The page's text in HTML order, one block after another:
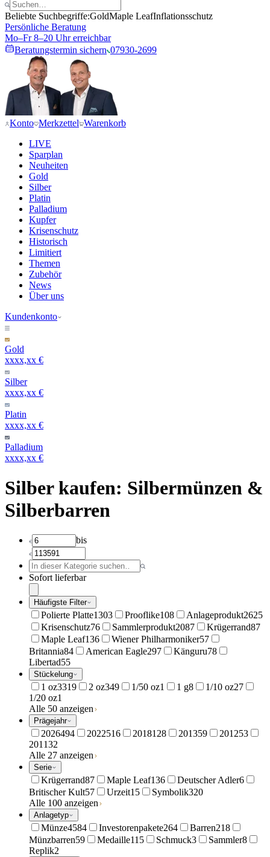
Beliebte Suchbegriffe:GoldMaple LeafInflationsschutz
Persönliche Beratung
Mo–Fr 8–20 Uhr erreichbar
Beratungstermin sichern 07930-2699
Konto Merkzettel Warenkorb
LIVE
Sparplan
Neuheiten
Gold
Silber
Platin
Palladium
Kupfer
Krisenschutz
Historisch
Limitiert
Themen
Zubehör
News
Über uns
Kundenkonto
Gold
xxxx,xx €
Silber
xxxx,xx €
Platin
xxxx,xx €
Palladium
xxxx,xx €
Silber kaufen: Silbermünzen &
Silberbarren
bis
Sofort lieferbar
Häufigste Filter
Polierte Platte1303 Prooflike108 Anlageprodukt2625
Krisenschutz76 Sammlerprodukt2087 Krügerrand87
Maple Leaf136 Wiener Philharmoniker57
Britannia84 American Eagle297 Känguru78
Libertad55
Stückelung
1 oz3319 2 oz349 1/50 oz1 1 g8 1/10 oz27
1/20 oz1
Alle 50 anzeigen
Prägejahr
2026494 2022516 2018128 201359 201253
201132
Alle 27 anzeigen
Serie
Krügerrand87 Maple Leaf136 Deutscher Adler6
Britischer Kult57 Urzeit15 Symbolik320
Alle 100 anzeigen
Anlagetyp
Münze4584 Investorenpakete264 Barren218
Münzbarren59 Medaille115 Schmuck3 Sammler8
Replik2